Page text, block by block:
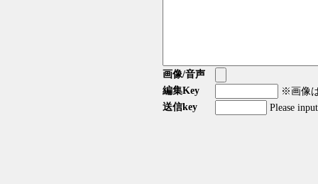
画像/音声
編集Key
※画像
送信key
Please